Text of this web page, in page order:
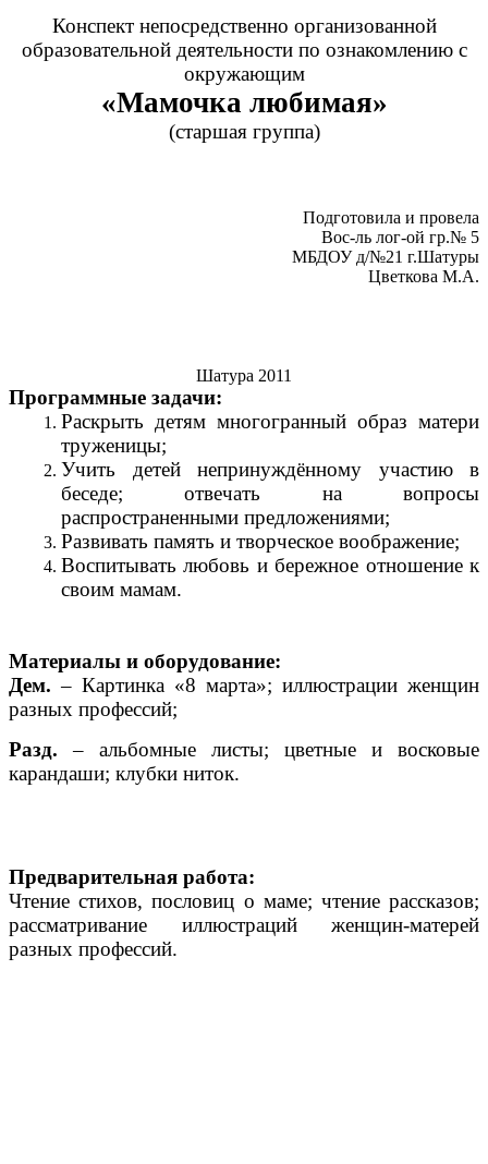
Конспект непосредственно организованной
образовательной деятельности по ознакомлению с
окружающим
«Мамочка любимая»
(старшая группа)
Подготовила и провела
Вос-ль лог-ой гр.№ 5
МБДОУ д/№21 г.Шатуры
Цветкова М.А.
Шатура 2011
Программные задачи:
Раскрыть детям многогранный образ матери
труженицы;
Учить детей непринуждённому участию в
беседе; отвечать на вопросы
распространенными предложениями;
Развивать память и творческое воображение;
Воспитывать любовь и бережное отношение к
своим мамам.
Материалы и оборудование:
Дем. – Картинка «8 марта»; иллюстрации женщин
разных профессий;
Разд. – альбомные листы; цветные и восковые
карандаши; клубки ниток.
Предварительная работа:
Чтение стихов, пословиц о маме; чтение рассказов;
рассматривание иллюстраций женщин-матерей
разных профессий.